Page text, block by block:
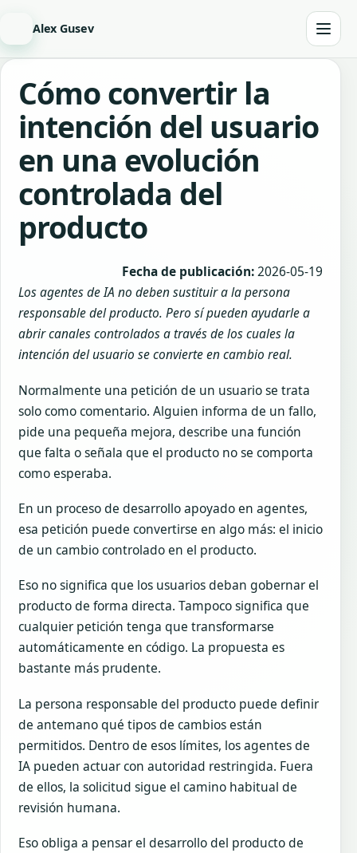
Alex Gusev
Cómo convertir la
intención del usuario
en una evolución
controlada del
producto
Fecha de publicación:2026-05-19
Los agentes de IA no deben sustituir a la persona
responsable del producto. Pero sí pueden ayudarle a
abrir canales controlados a través de los cuales la
intención del usuario se convierte en cambio real.
Normalmente una petición de un usuario se trata
solo como comentario. Alguien informa de un fallo,
pide una pequeña mejora, describe una función
que falta o señala que el producto no se comporta
como esperaba.
En un proceso de desarrollo apoyado en agentes,
esa petición puede convertirse en algo más: el inicio
de un cambio controlado en el producto.
Eso no significa que los usuarios deban gobernar el
producto de forma directa. Tampoco significa que
cualquier petición tenga que transformarse
automáticamente en código. La propuesta es
bastante más prudente.
La persona responsable del producto puede definir
de antemano qué tipos de cambios están
permitidos. Dentro de esos límites, los agentes de
IA pueden actuar con autoridad restringida. Fuera
de ellos, la solicitud sigue el camino habitual de
revisión humana.
Eso obliga a pensar el desarrollo del producto de